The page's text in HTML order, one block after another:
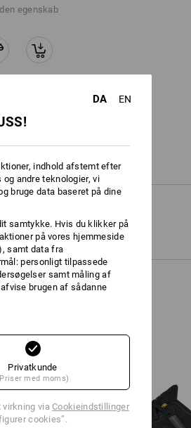
egenskab
DA EN
indhold afstemt efter
andre teknologier, vi
bruge data baseret på dine
samtykke. Hvis du klikker på
på vores hjemmeside
samt data fra
personligt tilpassede
samt måling af
brugen af sådanne
Privatkunde
med moms)
virkning viaCookieindstillinger
cookies”.